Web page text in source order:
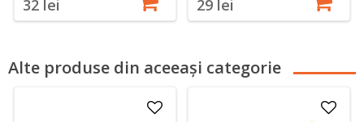
32 lei 29 lei
Alte produse din aceeași categorie